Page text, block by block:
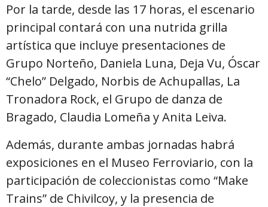
Por la tarde, desde las 17 horas, el escenario
principal contará con una nutrida grilla
artística que incluye presentaciones de
Grupo Norteño, Daniela Luna, Deja Vu, Óscar
“Chelo” Delgado, Norbis de Achupallas, La
Tronadora Rock, el Grupo de danza de
Bragado, Claudia Lomeña y Anita Leiva.
Además, durante ambas jornadas habrá
exposiciones en el Museo Ferroviario, con la
participación de coleccionistas como “Make
Trains” de Chivilcoy, y la presencia de